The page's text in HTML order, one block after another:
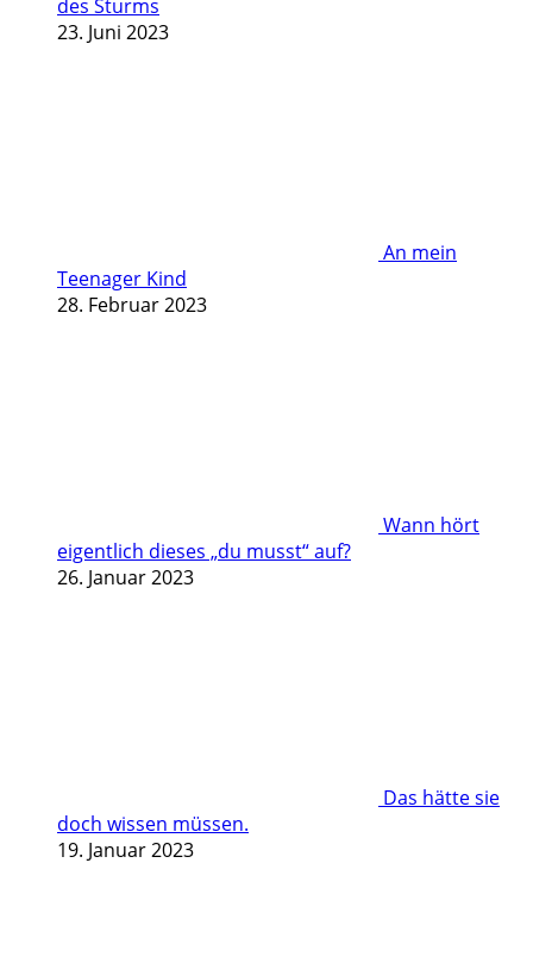
des Sturms
23. Juni 2023
An mein
Teenager Kind
28. Februar 2023
Wann hört
eigentlich dieses „du musst“ auf?
26. Januar 2023
Das hätte sie
doch wissen müssen.
19. Januar 2023